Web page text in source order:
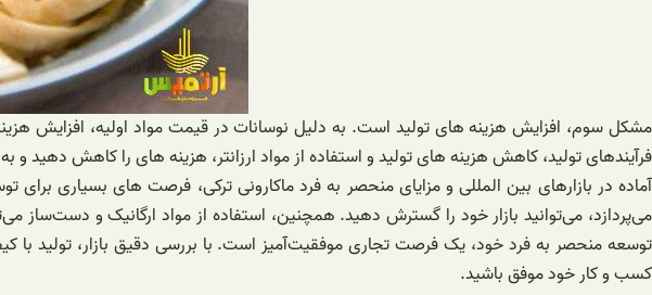
مشکل سوم، افزایش هزینه های تولید است. به دلیل نوسانات در قیمت مواد اولیه، افزایش
فرآیندهای تولید، کاهش هزینه های تولید و استفاده از مواد ارزانتر، هزینه های را کاهش
آماده در بازارهای بین المللی و مزایای منحصر به فرد ماکارونی ترکی، فرصت های بسیاری
می‌پردازد، می‌توانید بازار خود را گسترش دهید. همچنین، استفاده از مواد ارگانیک و دست‌ساز
توسعه منحصر به فرد خود، یک فرصت تجاری موفقیت‌آمیز است. با بررسی دقیق بازار، تولید با
کسب و کار خود موفق باشید.